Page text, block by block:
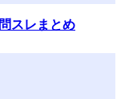
スレまとめ